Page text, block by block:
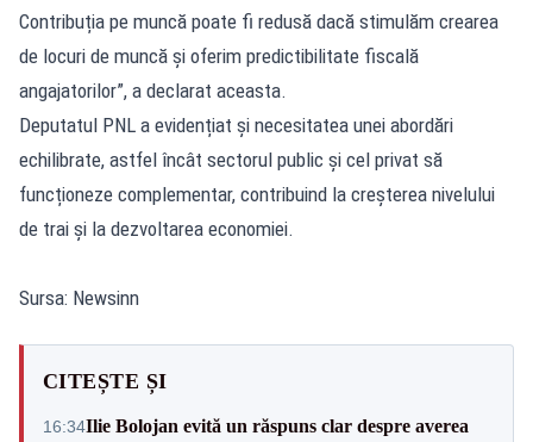
Contribuția pe muncă poate fi redusă dacă stimulăm crearea
de locuri de muncă și oferim predictibilitate fiscală
angajatorilor”, a declarat aceasta.
Deputatul PNL a evidențiat și necesitatea unei abordări
echilibrate, astfel încât sectorul public și cel privat să
funcționeze complementar, contribuind la creșterea nivelului
de trai și la dezvoltarea economiei.
Sursa: Newsinn
CITEȘTE ȘI
16:34Ilie Bolojan evită un răspuns clar despre averea